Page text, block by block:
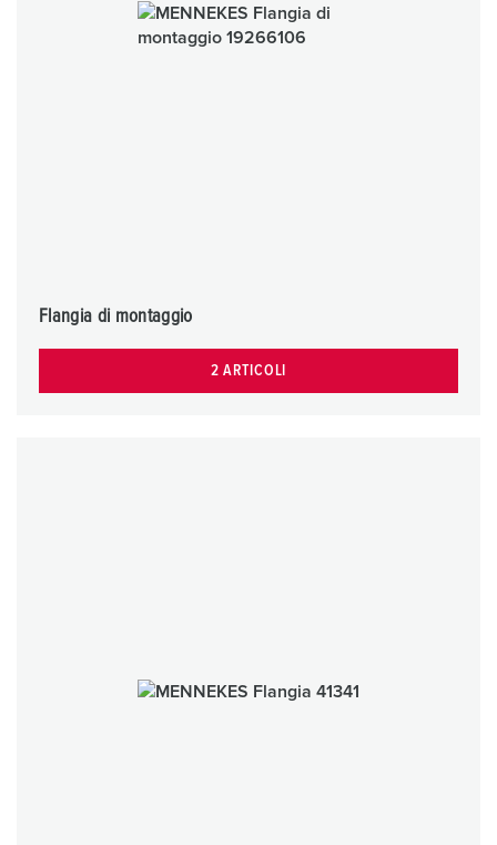
Flangia di montaggio
2 ARTICOLI